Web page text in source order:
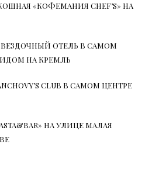
«КОФЕМАНИЯ CHEF’S» НА
ОТЕЛЬ В САМОМ
НА КРЕМЛЬ
CLUB В САМОМ ЦЕНТРЕ
НА УЛИЦЕ МАЛАЯ